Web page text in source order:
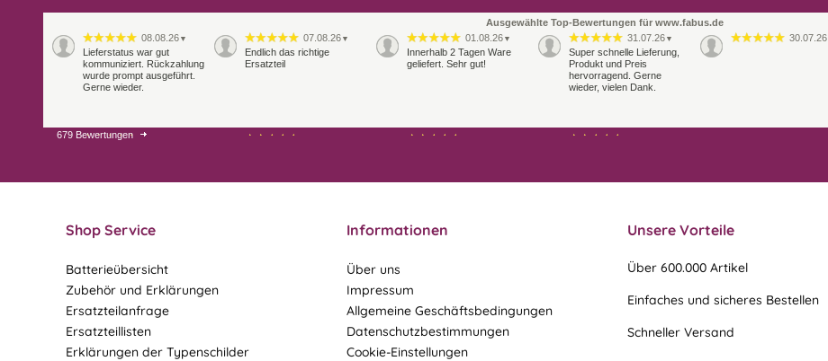
Ausgewählte Top-Bewertungen für www.fabus.de
08.08.26 ▼
Lieferstatus war gut
kommuniziert. Rückzahlung
wurde prompt ausgeführt.
Gerne wieder.
07.08.26 ▼
Endlich das richtige
Ersatzteil
01.08.26 ▼
Innerhalb 2 Tagen Ware
geliefert. Sehr gut!
31.07.26 ▼
Super schnelle Lieferung,
Produkt und Preis
hervorragend. Gerne
wieder, vielen Dank.
30.07.26
29.07.26
679 Bewertungen
Shop Service
Batterieübersicht
Zubehör und Erklärungen
Ersatzteilanfrage
Ersatzteillisten
Erklärungen der Typenschilder
Informationen
Über uns
Impressum
Allgemeine Geschäftsbedingungen
Datenschutzbestimmungen
Cookie-Einstellungen
Unsere Vorteile
Über 600.000 Artikel
Einfaches und sicheres Bestellen
Schneller Versand